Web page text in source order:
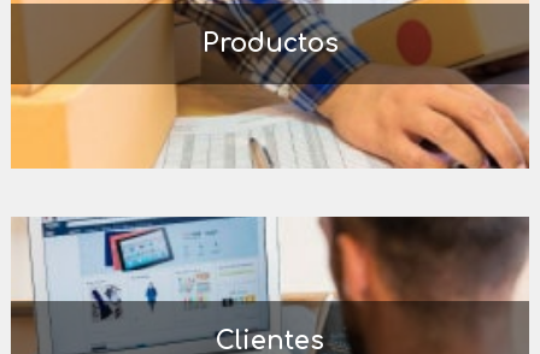
Productos
Clientes